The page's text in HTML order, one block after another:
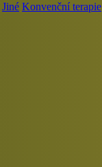
Jiné Konvenční terapie